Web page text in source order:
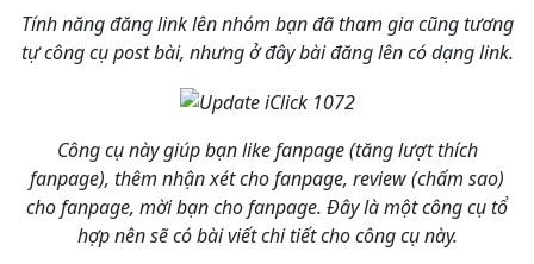
Tính năng đăng link lên nhóm bạn đã tham gia cũng tương
tự công cụ post bài, nhưng ở đây bài đăng lên có dạng link.
Công cụ này giúp bạn like fanpage (tăng lượt thích
fanpage), thêm nhận xét cho fanpage, review (chấm sao)
cho fanpage, mời bạn cho fanpage. Đây là một công cụ tổ
hợp nên sẽ có bài viết chi tiết cho công cụ này.